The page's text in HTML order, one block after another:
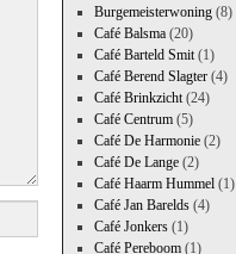
Burgemeisterwoning(8)
Café Balsma(20)
Café Barteld Smit(1)
Café Berend Slagter(4)
Café Brinkzicht(24)
Café Centrum(5)
Café De Harmonie(2)
Café De Lange(2)
Café Haarm Hummel(1)
Café Jan Barelds(4)
Café Jonkers(1)
Café Pereboom(1)